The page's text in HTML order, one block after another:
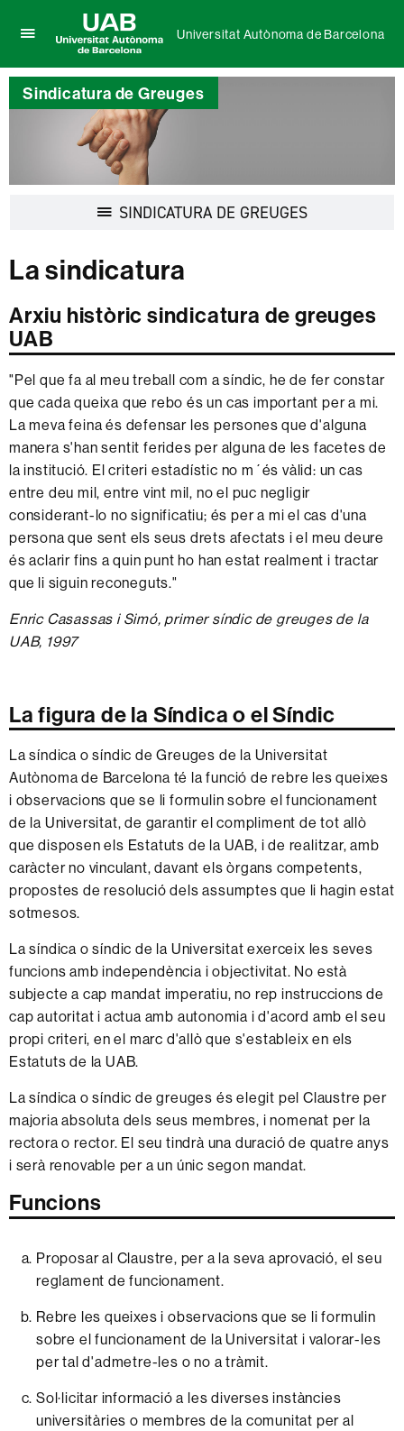
per
desplegar
el
Universitat
Autònoma
Barcelona
Universitat Autònoma de Barcelona
Sindicatura de Greuges
SINDICATURA DE GREUGESDesplegar
La sindicatura
Arxiu històric sindicatura de greuges
UAB
"Pel que fa al meu treball com a síndic, he de fer constar
que cada queixa que rebo és un cas important per a mi.
La meva feina és defensar les persones que d'alguna
manera s'han sentit ferides per alguna de les facetes de
la institució. El criteri estadístic no m´és vàlid: un cas
entre deu mil, entre vint mil, no el puc negligir
considerant-lo no significatiu; és per a mi el cas d'una
persona que sent els seus drets afectats i el meu deure
és aclarir fins a quin punt ho han estat realment i tractar
que li siguin reconeguts."
Enric Casassas i Simó, primer síndic de greuges de la
UAB, 1997
La figura de la Síndica o el Síndic
La síndica o síndic de Greuges de la Universitat
Autònoma de Barcelona té la funció de rebre les queixes
i observacions que se li formulin sobre el funcionament
de la Universitat, de garantir el compliment de tot allò
que disposen els Estatuts de la UAB, i de realitzar, amb
caràcter no vinculant, davant els òrgans competents,
propostes de resolució dels assumptes que li hagin estat
sotmesos.
La síndica o síndic de la Universitat exerceix les seves
funcions amb independència i objectivitat. No està
subjecte a cap mandat imperatiu, no rep instruccions de
cap autoritat i actua amb autonomia i d'acord amb el seu
propi criteri, en el marc d'allò que s'estableix en els
Estatuts de la UAB.
La síndica o síndic de greuges és elegit pel Claustre per
majoria absoluta dels seus membres, i nomenat per la
rectora o rector. El seu tindrà una duració de quatre anys
i serà renovable per a un únic segon mandat.
Funcions
Proposar al Claustre, per a la seva aprovació, el seu
reglament de funcionament.
Rebre les queixes i observacions que se li formulin
sobre el funcionament de la Universitat i valorar-les
per tal d'admetre-les o no a tràmit.
Sol·licitar informació a les diverses instàncies
universitàries o membres de la comunitat per al